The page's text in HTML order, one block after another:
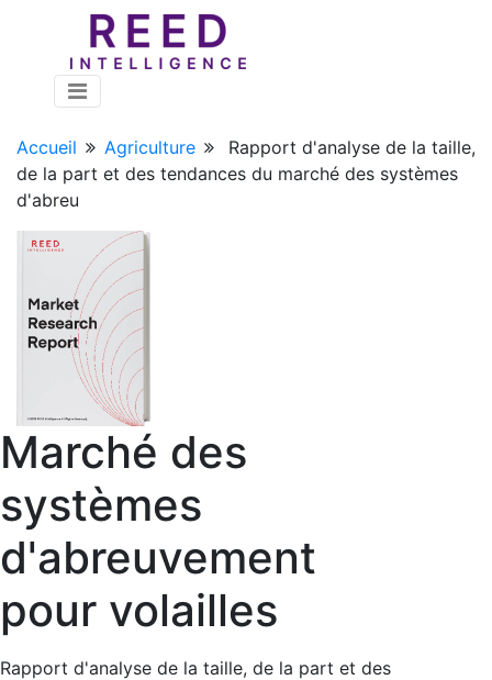
Accueil Agriculture
Rapport d'analyse de la taille,
de la part et des tendances du marché des systèmes
d'abreu
Marché des
systèmes
d'abreuvement
pour volailles
Rapport d'analyse de la taille, de la part et des